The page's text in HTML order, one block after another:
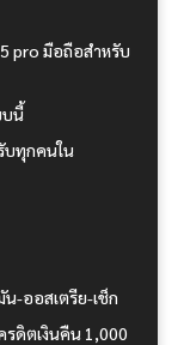
pro มือถือสำหรับ
บนี้
บทุกคนใน
-ออสเตรีย-เช็ก
ดิตเงินคืน 1,000